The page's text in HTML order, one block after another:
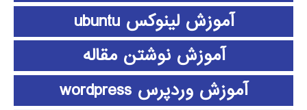
آموزش لینوکس ubuntu
آموزش نوشتن مقاله
آموزش وردپرس wordpress